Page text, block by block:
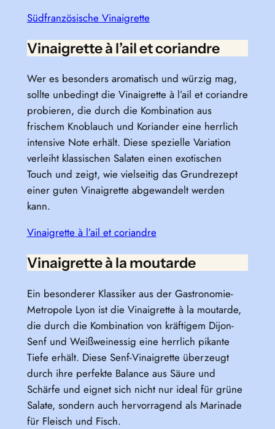
Südfranzösische Vinaigrette
Vinaigrette à l’ail et coriandre
Wer es besonders aromatisch und würzig mag,
sollte unbedingt die Vinaigrette à l’ail et coriandre
probieren, die durch die Kombination aus
frischem Knoblauch und Koriander eine herrlich
intensive Note erhält. Diese spezielle Variation
verleiht klassischen Salaten einen exotischen
Touch und zeigt, wie vielseitig das Grundrezept
einer guten Vinaigrette abgewandelt werden
kann.
Vinaigrette à l’ail et coriandre
Vinaigrette à la moutarde
Ein besonderer Klassiker aus der Gastronomie-
Metropole Lyon ist die Vinaigrette à la moutarde,
die durch die Kombination von kräftigem Dijon-
Senf und Weißweinessig eine herrlich pikante
Tiefe erhält. Diese Senf-Vinaigrette überzeugt
durch ihre perfekte Balance aus Säure und
Schärfe und eignet sich nicht nur ideal für grüne
Salate, sondern auch hervorragend als Marinade
für Fleisch und Fisch.